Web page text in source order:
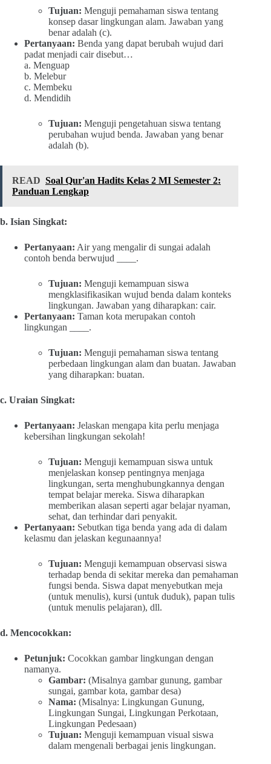
Tujuan: Menguji pemahaman siswa tentang
konsep dasar lingkungan alam. Jawaban yang
benar adalah (c).
Pertanyaan: Benda yang dapat berubah wujud dari
padat menjadi cair disebut…
a. Menguap
b. Melebur
c. Membeku
d. Mendidih
Tujuan: Menguji pengetahuan siswa tentang
perubahan wujud benda. Jawaban yang benar
adalah (b).
READ Soal Qur'an Hadits Kelas 2 MI Semester 2:
Panduan Lengkap
b. Isian Singkat:
Pertanyaan: Air yang mengalir di sungai adalah
contoh benda berwujud ____.
Tujuan: Menguji kemampuan siswa
mengklasifikasikan wujud benda dalam konteks
lingkungan. Jawaban yang diharapkan: cair.
Pertanyaan: Taman kota merupakan contoh
lingkungan ____.
Tujuan: Menguji pemahaman siswa tentang
perbedaan lingkungan alam dan buatan. Jawaban
yang diharapkan: buatan.
c. Uraian Singkat:
Pertanyaan: Jelaskan mengapa kita perlu menjaga
kebersihan lingkungan sekolah!
Tujuan: Menguji kemampuan siswa untuk
menjelaskan konsep pentingnya menjaga
lingkungan, serta menghubungkannya dengan
tempat belajar mereka. Siswa diharapkan
memberikan alasan seperti agar belajar nyaman,
sehat, dan terhindar dari penyakit.
Pertanyaan: Sebutkan tiga benda yang ada di dalam
kelasmu dan jelaskan kegunaannya!
Tujuan: Menguji kemampuan observasi siswa
terhadap benda di sekitar mereka dan pemahaman
fungsi benda. Siswa dapat menyebutkan meja
(untuk menulis), kursi (untuk duduk), papan tulis
(untuk menulis pelajaran), dll.
d. Mencocokkan:
Petunjuk: Cocokkan gambar lingkungan dengan
namanya.
Gambar: (Misalnya gambar gunung, gambar
sungai, gambar kota, gambar desa)
Nama: (Misalnya: Lingkungan Gunung,
Lingkungan Sungai, Lingkungan Perkotaan,
Lingkungan Pedesaan)
Tujuan: Menguji kemampuan visual siswa
dalam mengenali berbagai jenis lingkungan.